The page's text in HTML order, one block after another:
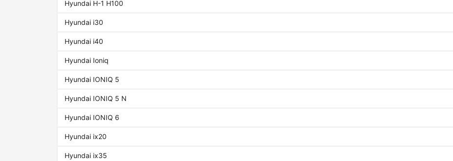
Hyundai H-1 H100
Hyundai i30
Hyundai i40
Hyundai Ioniq
Hyundai IONIQ 5
Hyundai IONIQ 5 N
Hyundai IONIQ 6
Hyundai ix20
Hyundai ix35